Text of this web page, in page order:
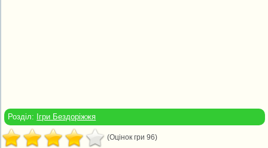
Розділ: Ігри Бездоріжжя
(Оцінок гри 96)